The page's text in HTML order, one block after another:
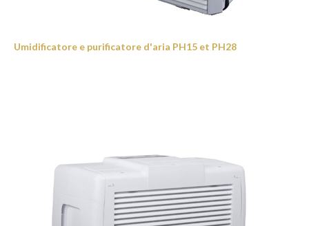
Umidificatore e purificatore d'aria PH15 et PH28